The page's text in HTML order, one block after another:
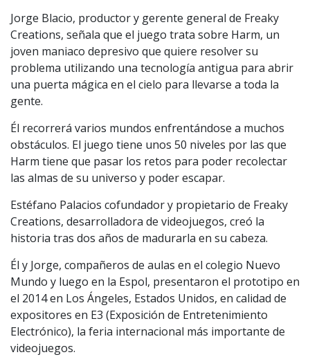
Jorge Blacio, productor y gerente general de Freaky
Creations, señala que el juego trata sobre Harm, un
joven maniaco depresivo que quiere resolver su
problema utilizando una tecnología antigua para abrir
una puerta mágica en el cielo para llevarse a toda la
gente.
Él recorrerá varios mundos enfrentándose a muchos
obstáculos. El juego tiene unos 50 niveles por las que
Harm tiene que pasar los retos para poder recolectar
las almas de su universo y poder escapar.
Estéfano Palacios cofundador y propietario de Freaky
Creations, desarrolladora de videojuegos, creó la
historia tras dos años de madurarla en su cabeza.
Él y Jorge, compañeros de aulas en el colegio Nuevo
Mundo y luego en la Espol, presentaron el prototipo en
el 2014 en Los Ángeles, Estados Unidos, en calidad de
expositores en E3 (Exposición de Entretenimiento
Electrónico), la feria internacional más importante de
videojuegos.